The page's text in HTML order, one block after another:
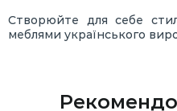
Створюйте для себе
меблями українського